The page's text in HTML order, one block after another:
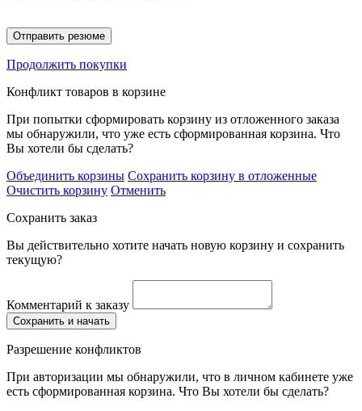
Отправить резюме
Продолжить покупки
Конфликт товаров в корзине
При попытки сформировать корзину из отложенного заказа
мы обнаружили, что уже есть сформированная корзина. Что
Вы хотели бы сделать?
Объединить корзины Сохранить корзину в отложенные
Очистить корзину Отменить
Сохранить заказ
Вы действительно хотите начать новую корзину и сохранить
текущую?
Комментарий к заказу
Сохранить и начать
Разрешение конфликтов
При авторизации мы обнаружили, что в личном кабинете уже
есть сформированная корзина. Что Вы хотели бы сделать?